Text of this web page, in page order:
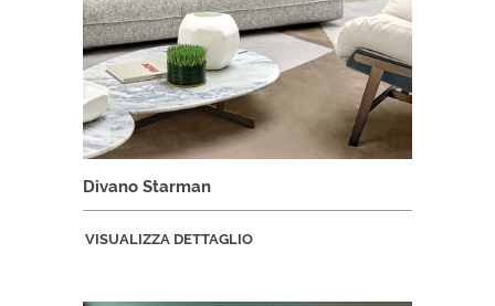
Divano Starman
VISUALIZZA DETTAGLIO